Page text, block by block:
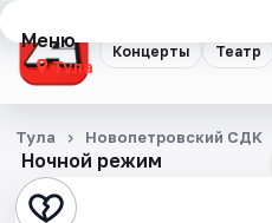
Концерты Театр
Меню
Тула
Концерты
Театр
Ночной режим
Тула Новопетровский СДК